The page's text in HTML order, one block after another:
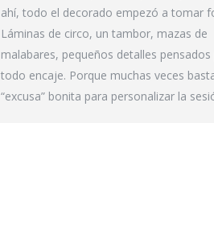
ahí, todo el decorado empezó a tomar
Láminas de circo, un tambor, mazas de
malabares, pequeños detalles pensados
todo encaje. Porque muchas veces
“excusa” bonita para personalizar la